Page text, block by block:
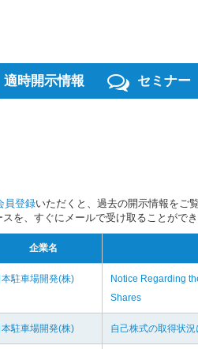
適時開示情報 セミナー
員登録いただくと、過去の開示情報をご
を、すぐにメールで受け取ることができ
企業名
本駐車場開発(株)
Notice Regarding
Shares
本駐車場開発(株) 自己株式の取得状